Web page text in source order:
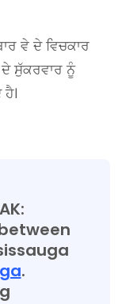
ਵੇ ਦੇ ਵਿਚਕਾਰ
ਦੇ ਸੁੱਕਰਵਾਰ ਨੂੰ
.